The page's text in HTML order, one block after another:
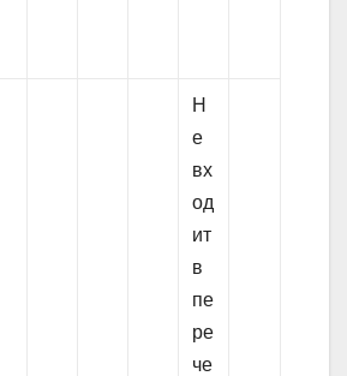
Н
е
вх
од
ит
в
пе
ре
че